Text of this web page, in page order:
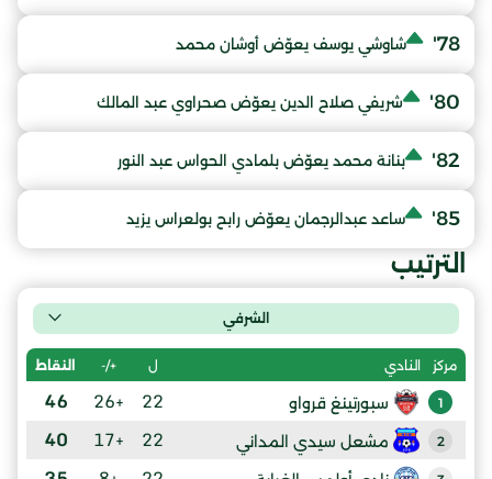
78' شاوشي يوسف يعوّض أوشان محمد
80' شريفي صلاح الدين يعوّض صحراوي عبد المالك
82' بنانة محمد يعوّض بلمادي الحواس عبد النور
85' ساعد عبدالرجمان يعوّض رابح بولعراس يزيد
الترتيب
الشرفي
مركز النادي ل +/- النقاط
1 سبورتينغ قرواو 22
+26
46
2 مشعل سيدي المداني 22
+17
40